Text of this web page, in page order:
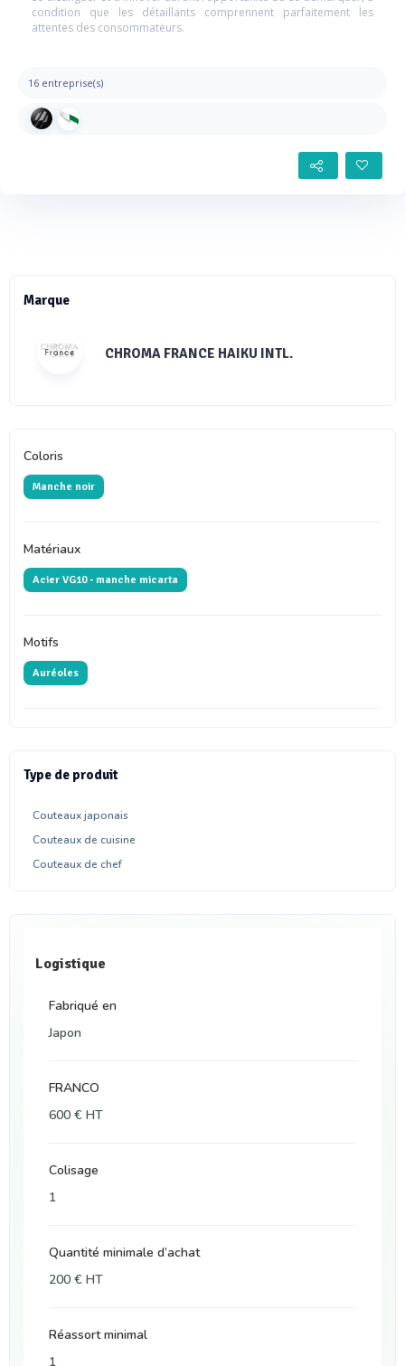
condition que les détaillants comprennent parfaitement les
attentes des consommateurs.
16 entreprise(s)
Marque
CHROMA FRANCE HAIKU INTL.
Coloris
Manche noir
Matériaux
Acier VG10 - manche micarta
Motifs
Auréoles
Type de produit
Couteaux japonais
Couteaux de cuisine
Couteaux de chef
Logistique
Fabriqué en
Japon
FRANCO
600 € HT
Colisage
1
Quantité minimale d’achat
200 € HT
Réassort minimal
1